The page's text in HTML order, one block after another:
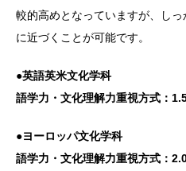
較的高めとなっていますが、し
に近づくことが可能です。
●英語英米文化学科
語学力・文化理解力重視方式：
●ヨーロッパ文化学科
語学力・文化理解力重視方式：